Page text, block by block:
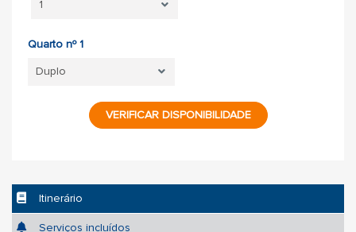
Quarto nº 1
VERIFICAR DISPONIBILIDADE
Itinerário
Serviços incluídos